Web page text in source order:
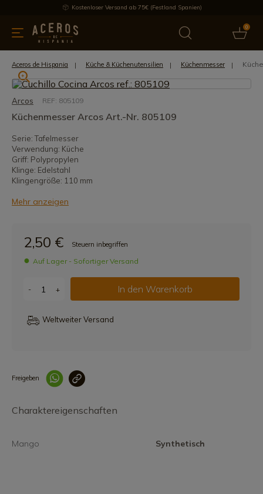
Kostenloser Versand ab 75€ (Festland Spanien)
0
Bietet Aktuelles Bestseller
Aceros de Hispania Küche & Küchenutensilien Küchenmesser
Arcos REF: 805109
Küchenmesser Arcos Art.-Nr. 805109
Serie: Tafelmesser
Verwendung: Küche
Griff: Polypropylen
Klinge: Edelstahl
Klingengröße: 110 mm
Mehr anzeigen
2,50 € Steuern inbegriffen
Auf Lager - Sofortiger Versand
- + In den Warenkorb
Weltweiter Versand
Freigeben
Charaktereigenschaften
Mango Synthetisch